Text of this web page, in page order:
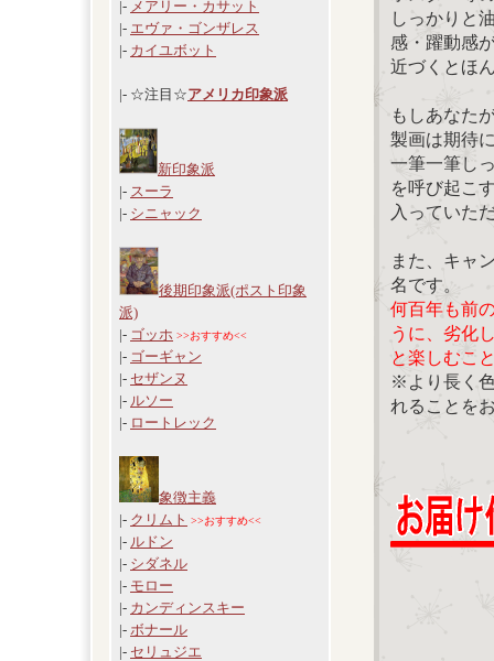
|- メアリー・カサット
|- エヴァ・ゴンザレス
|- カイユボット
|- ☆注目☆アメリカ印象派
新印象派
|- スーラ
|- シニャック
後期印象派(ポスト印象
派)
|- ゴッホ >>おすすめ<<
|- ゴーギャン
|- セザンヌ
|- ルソー
|- ロートレック
象徴主義
|- クリムト >>おすすめ<<
|- ルドン
|- シダネル
|- モロー
|- カンディンスキー
|- ボナール
|- セリュジエ
しっかりと
感・躍動感
近づくとほ
もしあなた
製画は期待
一筆一筆し
を呼び起こ
入っていた
また、キャ
名です。
何百年も前
うに、劣化
と楽しむこ
※より長く
れることを